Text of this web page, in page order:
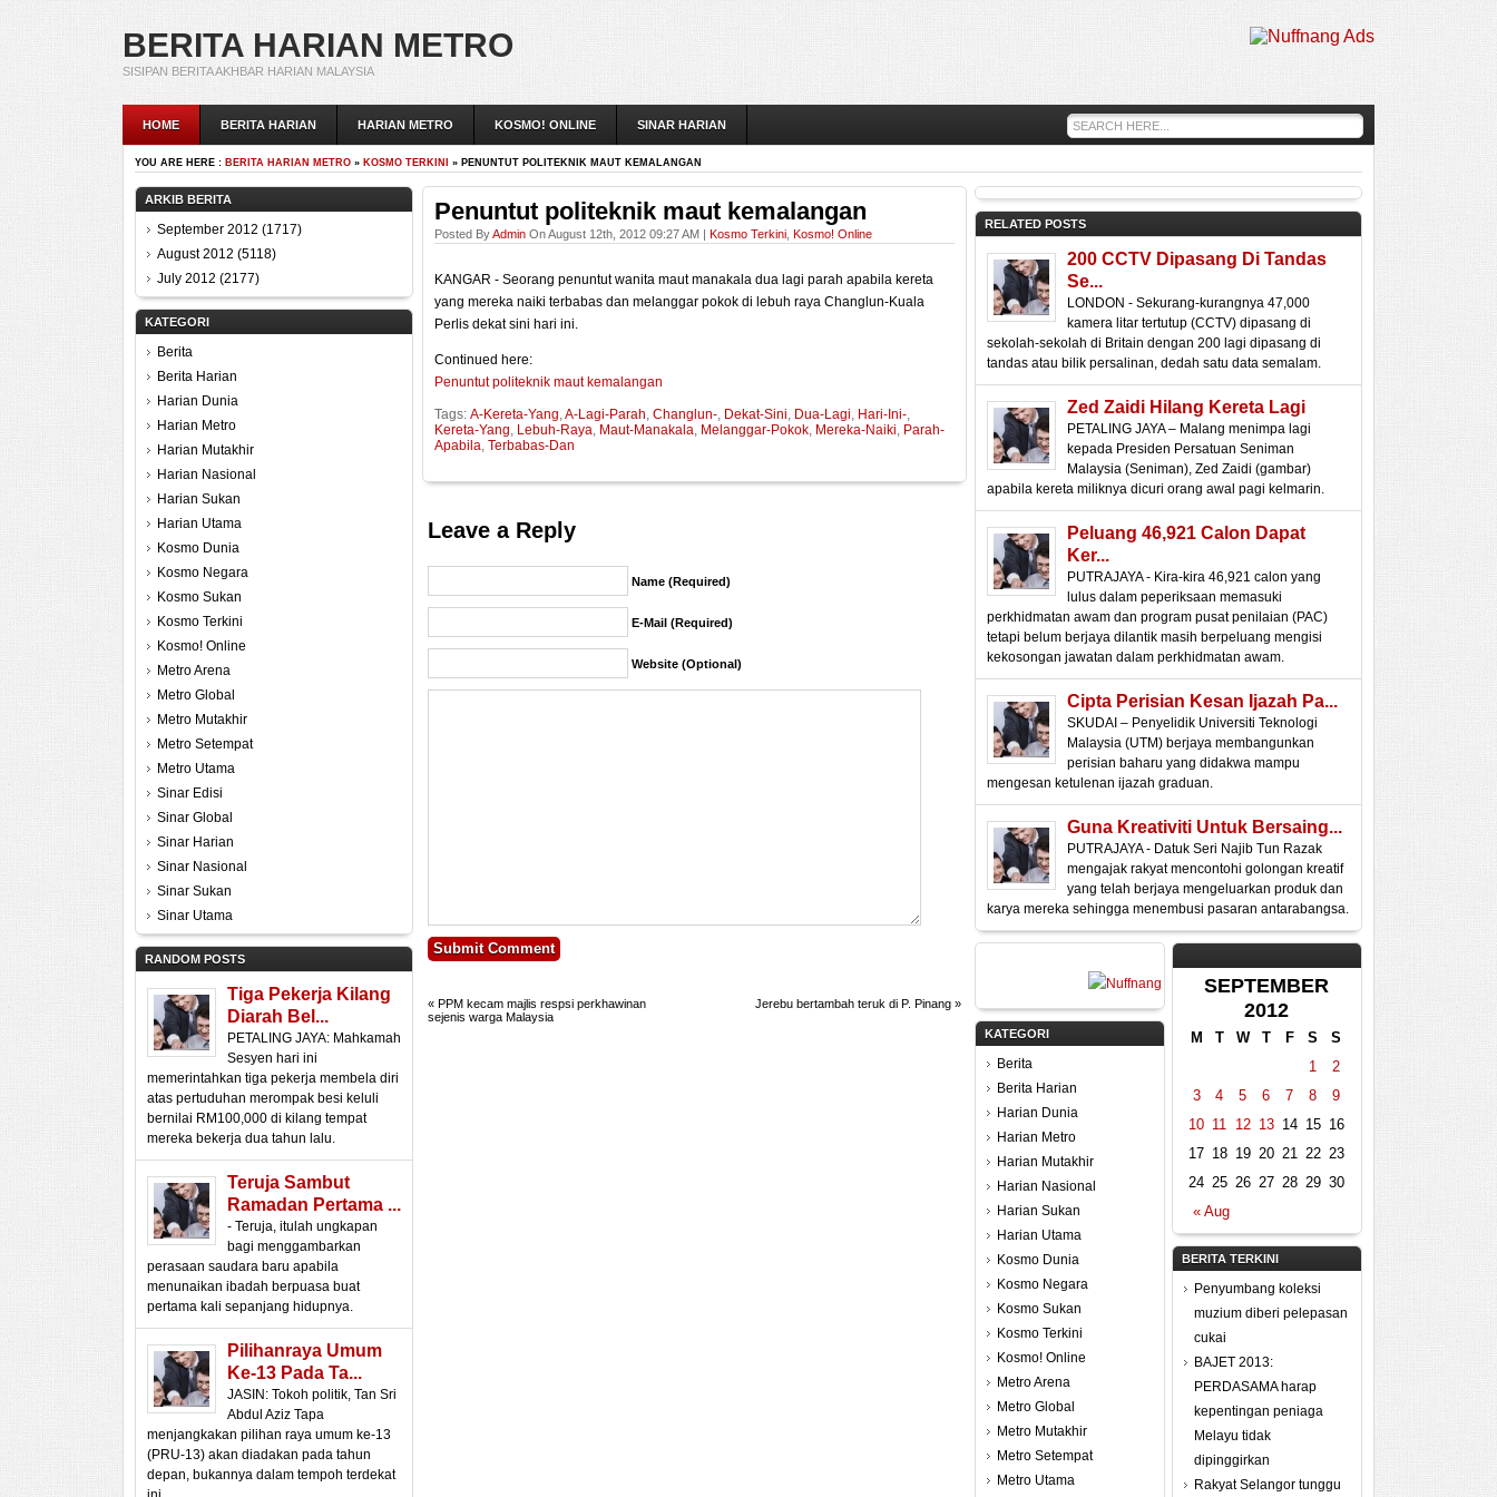
BERITA HARIAN METRO
SISIPAN BERITA AKHBAR HARIAN MALAYSIA
HOME BERITA HARIAN HARIAN METRO KOSMO! ONLINE SINAR HARIAN
YOU ARE HERE : BERITA HARIAN METRO » KOSMO TERKINI » PENUNTUT POLITEKNIK MAUT KEMALANGAN
ARKIB BERITA
September 2012 (1717)
August 2012 (5118)
July 2012 (2177)
KATEGORI
Berita
Berita Harian
Harian Dunia
Harian Metro
Harian Mutakhir
Harian Nasional
Harian Sukan
Harian Utama
Kosmo Dunia
Kosmo Negara
Kosmo Sukan
Kosmo Terkini
Kosmo! Online
Metro Arena
Metro Global
Metro Mutakhir
Metro Setempat
Metro Utama
Sinar Edisi
Sinar Global
Sinar Harian
Sinar Nasional
Sinar Sukan
Sinar Utama
RANDOM POSTS
Tiga Pekerja Kilang
Diarah Bel...
PETALING JAYA: Mahkamah
Sesyen hari ini
memerintahkan tiga pekerja membela diri
atas pertuduhan merompak besi keluli
bernilai RM100,000 di kilang tempat
mereka bekerja dua tahun lalu.
Teruja Sambut
Ramadan Pertama ...
- Teruja, itulah ungkapan
bagi menggambarkan
perasaan saudara baru apabila
menunaikan ibadah berpuasa buat
pertama kali sepanjang hidupnya.
Pilihanraya Umum
Ke-13 Pada Ta...
JASIN: Tokoh politik, Tan Sri
Abdul Aziz Tapa
menjangkakan pilihan raya umum ke-13
(PRU-13) akan diadakan pada tahun
depan, bukannya dalam tempoh terdekat
Penuntut politeknik maut kemalangan
Posted ByAdmin On August 12th, 2012 09:27 AM | Kosmo Terkini Kosmo! Online
KANGAR - Seorang penuntut wanita maut manakala dua lagi parah apabila kereta
yang mereka naiki terbabas dan melanggar pokok di lebuh raya Changlun-Kuala
Perlis dekat sini hari ini.
Continued here:
Penuntut politeknik maut kemalangan
Tags: A-Kereta-Yang,A-Lagi-Parah, Changlun-, Dekat-Sini, Dua-Lagi, Hari-Ini-,
Kereta-Yang, Lebuh-Raya, Maut-Manakala, Melanggar-Pokok, Mereka-Naiki, Parah-
Apabila, Terbabas-Dan
Leave a Reply
Name (required)
E-Mail (required)
Website (Optional)
« PPM kecam majlis respsi perkhawinan
sejenis warga Malaysia
Jerebu bertambah teruk di P. Pinang »
RELATED POSTS
200 CCTV Dipasang Di Tandas
Se...
LONDON - Sekurang-kurangnya 47,000
kamera litar tertutup (CCTV) dipasang di
sekolah-sekolah di Britain dengan 200 lagi dipasang di
tandas atau bilik persalinan, dedah satu data semalam.
Zed Zaidi Hilang Kereta Lagi
PETALING JAYA – Malang menimpa lagi
kepada Presiden Persatuan Seniman
Malaysia (Seniman), Zed Zaidi (gambar)
apabila kereta miliknya dicuri orang awal pagi kelmarin.
Peluang 46,921 Calon Dapat
Ker...
PUTRAJAYA - Kira-kira 46,921 calon yang
lulus dalam peperiksaan memasuki
perkhidmatan awam dan program pusat penilaian (PAC)
tetapi belum berjaya dilantik masih berpeluang mengisi
kekosongan jawatan dalam perkhidmatan awam.
Cipta Perisian Kesan Ijazah Pa...
SKUDAI – Penyelidik Universiti Teknologi
Malaysia (UTM) berjaya membangunkan
perisian baharu yang didakwa mampu
mengesan ketulenan ijazah graduan.
Guna Kreativiti Untuk Bersaing...
PUTRAJAYA - Datuk Seri Najib Tun Razak
mengajak rakyat mencontohi golongan kreatif
yang telah berjaya mengeluarkan produk dan
karya mereka sehingga menembusi pasaran antarabangsa.
KATEGORI
Berita
Berita Harian
Harian Dunia
Harian Metro
Harian Mutakhir
Harian Nasional
Harian Sukan
Harian Utama
Kosmo Dunia
Kosmo Negara
Kosmo Sukan
Kosmo Terkini
Kosmo! Online
Metro Arena
Metro Global
Metro Mutakhir
Metro Setempat
Metro Utama
SEPTEMBER
2012
M T W T F S S
« Aug
1
2
3
4 5 6 7 8
9
10 11 12 13 14 15 16
17 18 19 20 21 22 23
24 25 26 27 28 29 30
BERITA TERKINI
Penyumbang koleksi
muzium diberi pelepasan
cukai
BAJET 2013:
PERDASAMA harap
kepentingan peniaga
Melayu tidak
dipinggirkan
Rakyat Selangor tunggu